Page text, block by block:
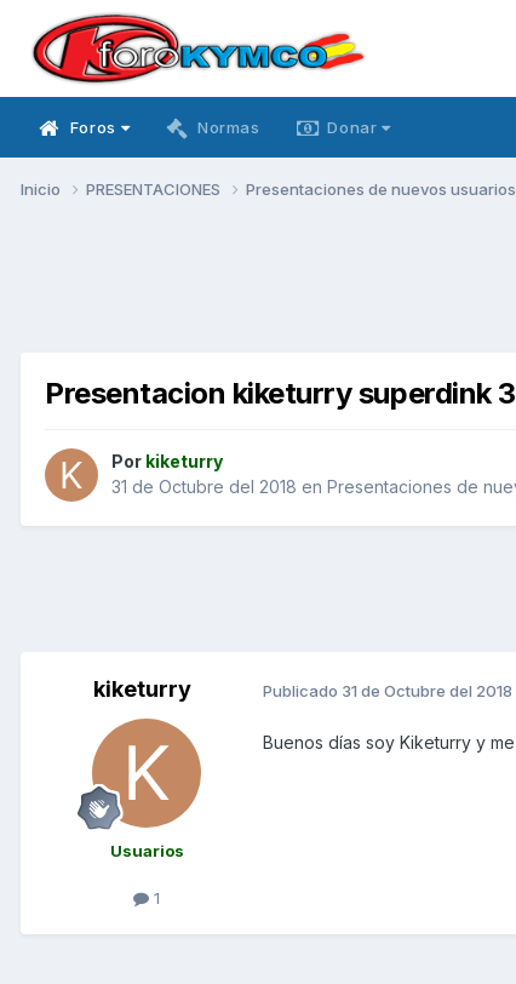
Foros Normas Donar
Inicio PRESENTACIONES Presentaciones de nuevos usuarios
Presentacion kiketurry superdink
Por kiketurry
31 de Octubre del 2018 en Presentaciones de
kiketurry
Usuarios
1
Publicado 31 de Octubre del 2018
Buenos días soy Kiketurry y